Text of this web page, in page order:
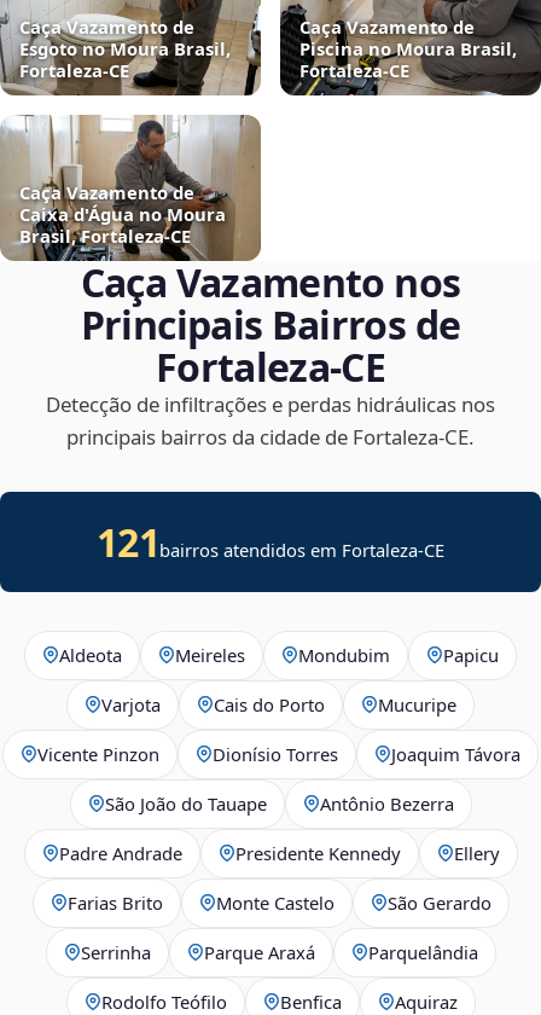
Caça Vazamento de
Esgoto no Moura Brasil,
Fortaleza‑CE
Caça Vazamento de
Piscina no Moura Brasil,
Fortaleza‑CE
Caça Vazamento de
Caixa d'Água no Moura
Brasil, Fortaleza‑CE
Caça Vazamento nos
Principais Bairros de
Fortaleza‑CE
Detecção de infiltrações e perdas hidráulicas nos
principais bairros da cidade de Fortaleza‑CE.
121 bairros atendidos em Fortaleza-CE
Aldeota Meireles Mondubim Papicu
Varjota Cais do Porto Mucuripe
Vicente Pinzon Dionísio Torres Joaquim Távora
São João do Tauape Antônio Bezerra
Padre Andrade Presidente Kennedy Ellery
Farias Brito Monte Castelo São Gerardo
Serrinha Parque Araxá Parquelândia
Rodolfo Teófilo Benfica Aquiraz